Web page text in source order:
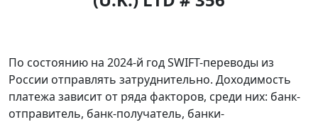
По состоянию на 2024-й год SWIFT-переводы из
России отправлять затруднительно. Доходимость
платежа зависит от ряда факторов, среди них: банк-
отправитель, банк-получатель, банки-